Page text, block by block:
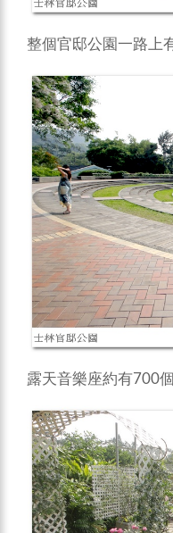
整個官邸公園一路上
露天音樂座約有700